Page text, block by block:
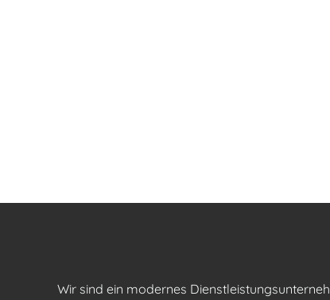
Wir sind ein modernes